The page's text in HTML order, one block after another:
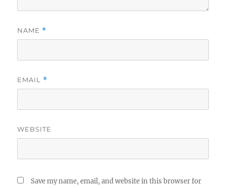
NAME *
EMAIL *
WEBSITE
Save my name, email, and website in this browser for